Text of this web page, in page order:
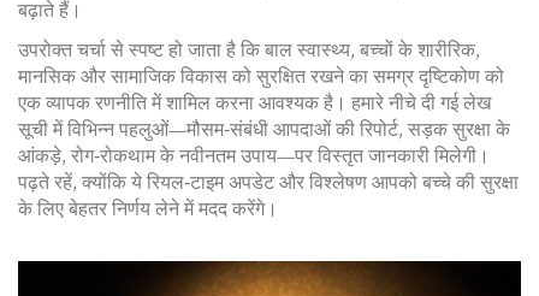
बढ़ाते हैं।
उपरोक्त चर्चा से स्पष्ट हो जाता है किबाल स्वास्थ्य, बच्चों के शारीरिक,
मानसिक और सामाजिक विकास को सुरक्षित रखने का समग्र दृष्टिकोणको
एक व्यापक रणनीति में शामिल करना आवश्यक है। हमारे नीचे दी गई लेख
सूची में विभिन्न पहलुओं—मौसम‑संबंधी आपदाओं की रिपोर्ट, सड़क सुरक्षा के
आंकड़े, रोग‑रोकथाम के नवीनतम उपाय—पर विस्तृत जानकारी मिलेगी।
पढ़ते रहें, क्योंकि ये रियल‑टाइम अपडेट और विश्लेषण आपको बच्चे की सुरक्षा
के लिए बेहतर निर्णय लेने में मदद करेंगे।